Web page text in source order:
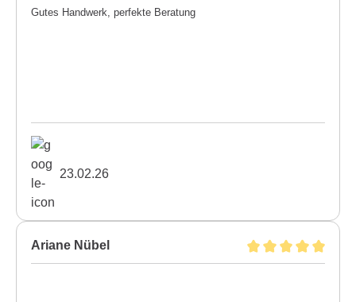
Gutes Handwerk, perfekte Beratung
23.02.26
Ariane Nübel